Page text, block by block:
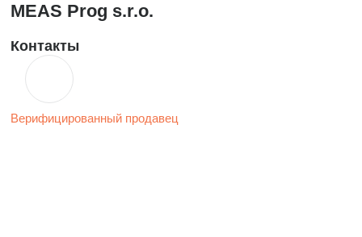
MEAS Prog s.r.o.
Контакты
Верифицированный продавец